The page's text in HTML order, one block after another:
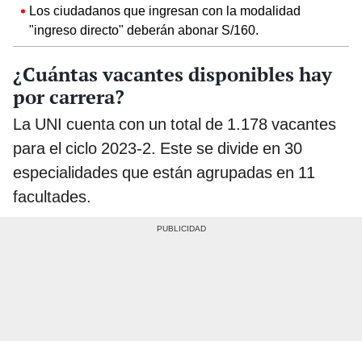
Los ciudadanos que ingresan con la modalidad
"ingreso directo" deberán abonar S/160.
¿Cuántas vacantes disponibles hay
por carrera?
La UNI cuenta con un total de 1.178 vacantes
para el ciclo 2023-2. Este se divide en 30
especialidades que están agrupadas en 11
facultades.